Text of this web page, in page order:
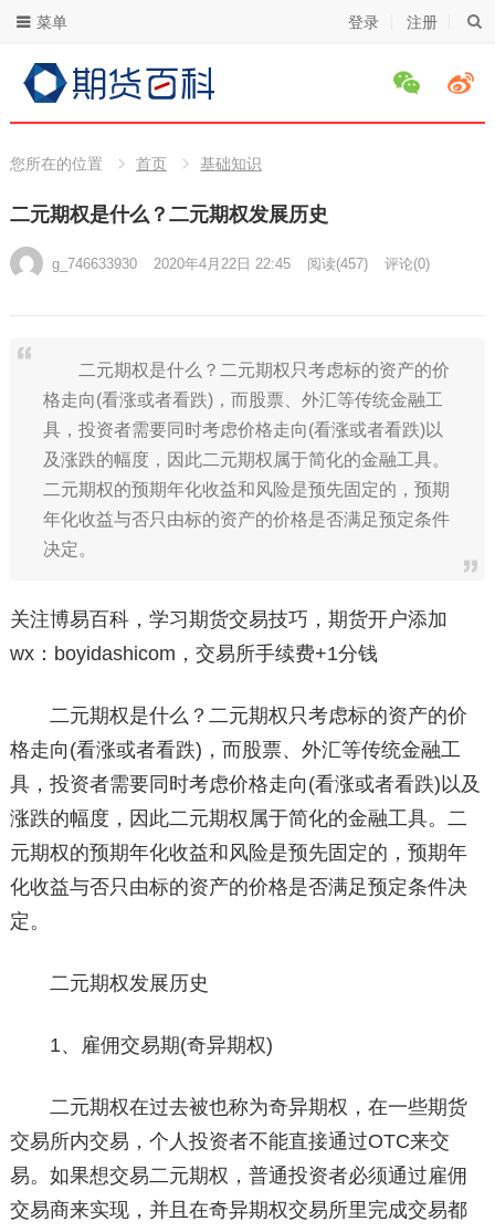
登录 注册
菜单
您所在的位置 首页 基础知识
二元期权是什么？二元期权发展历史
g_746633930 2020年4月22日 22:45 阅读(457) 评论(0)
二元期权是什么？二元期权只考虑标的资产的价
格走向(看涨或者看跌)，而股票、外汇等传统金融工
具，投资者需要同时考虑价格走向(看涨或者看跌)以
及涨跌的幅度，因此二元期权属于简化的金融工具。
二元期权的预期年化收益和风险是预先固定的，预期
年化收益与否只由标的资产的价格是否满足预定条件
决定。
关注博易百科，学习期货交易技巧，期货开户添加
wx：boyidashicom，交易所手续费+1分钱
二元期权是什么？二元期权只考虑标的资产的价
格走向(看涨或者看跌)，而股票、外汇等传统金融工
具，投资者需要同时考虑价格走向(看涨或者看跌)以及
涨跌的幅度，因此二元期权属于简化的金融工具。二
元期权的预期年化收益和风险是预先固定的，预期年
化收益与否只由标的资产的价格是否满足预定条件决
定。
二元期权发展历史
1、雇佣交易期(奇异期权)
二元期权在过去被也称为奇异期权，在一些期货
交易所内交易，个人投资者不能直接通过OTC来交
易。如果想交易二元期权，普通投资者必须通过雇佣
交易商来实现，并且在奇异期权交易所里完成交易都